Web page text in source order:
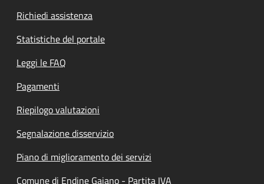
Richiedi assistenza
Statistiche del portale
Leggi le FAQ
Pagamenti
Riepilogo valutazioni
Segnalazione disservizio
Piano di miglioramento dei servizi
Comune di Endine Gaiano - Partita IVA